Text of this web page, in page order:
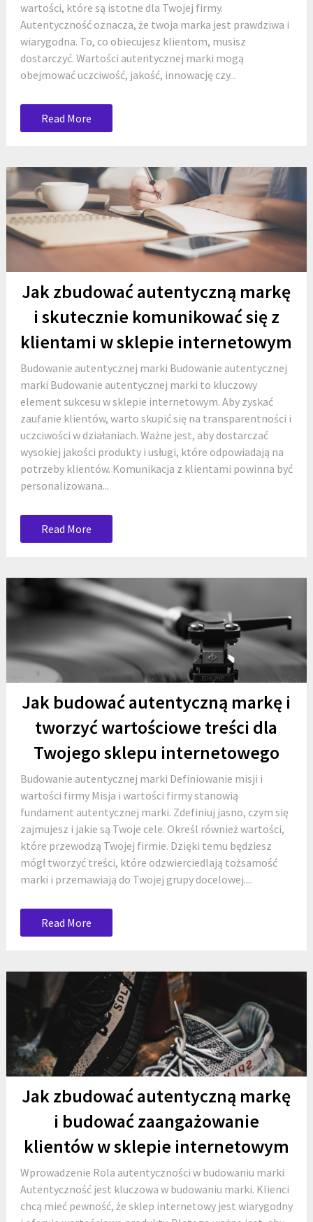
wartości, które są istotne dla Twojej firmy.
Autentyczność oznacza, że twoja marka jest prawdziwa i
wiarygodna. To, co obiecujesz klientom, musisz
dostarczyć. Wartości autentycznej marki mogą
obejmować uczciwość, jakość, innowację czy...
Read More
Jak zbudować autentyczną markę
i skutecznie komunikować się z
klientami w sklepie internetowym
Budowanie autentycznej marki Budowanie autentycznej
marki Budowanie autentycznej marki to kluczowy
element sukcesu w sklepie internetowym. Aby zyskać
zaufanie klientów, warto skupić się na transparentności i
uczciwości w działaniach. Ważne jest, aby dostarczać
wysokiej jakości produkty i usługi, które odpowiadają na
potrzeby klientów. Komunikacja z klientami powinna być
personalizowana...
Read More
Jak budować autentyczną markę i
tworzyć wartościowe treści dla
Twojego sklepu internetowego
Budowanie autentycznej marki Definiowanie misji i
wartości firmy Misja i wartości firmy stanowią
fundament autentycznej marki. Zdefiniuj jasno, czym się
zajmujesz i jakie są Twoje cele. Określ również wartości,
które przewodzą Twojej firmie. Dzięki temu będziesz
mógł tworzyć treści, które odzwierciedlają tożsamość
marki i przemawiają do Twojej grupy docelowej....
Read More
Jak zbudować autentyczną markę
i budować zaangażowanie
klientów w sklepie internetowym
Wprowadzenie Rola autentyczności w budowaniu marki
Autentyczność jest kluczowa w budowaniu marki. Klienci
chcą mieć pewność, że sklep internetowy jest wiarygodny